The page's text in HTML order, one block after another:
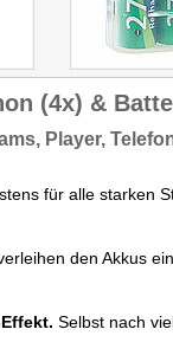
(4x) &
Player,
für alle starken
den Akkus
Selbst nach